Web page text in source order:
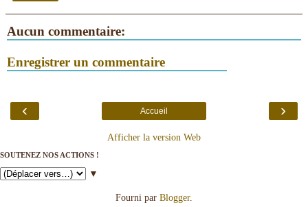
Aucun commentaire:
Enregistrer un commentaire
‹ ›
Accueil
Afficher la version Web
SOUTENEZ NOS ACTIONS !
▼
Fourni par Blogger.